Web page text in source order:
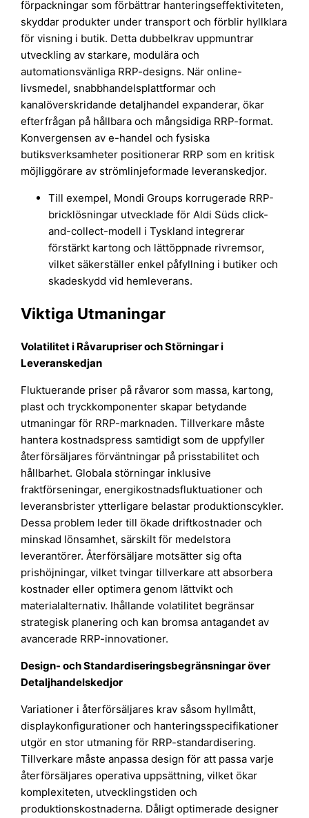
förpackningar som förbättrar hanteringseffektiviteten,
skyddar produkter under transport och förblir hyllklara
för visning i butik. Detta dubbelkrav uppmuntrar
utveckling av starkare, modulära och
automationsvänliga RRP-designs. När online-
livsmedel, snabbhandelsplattformar och
kanalöverskridande detaljhandel expanderar, ökar
efterfrågan på hållbara och mångsidiga RRP-format.
Konvergensen av e-handel och fysiska
butiksverksamheter positionerar RRP som en kritisk
möjliggörare av strömlinjeformade leveranskedjor.
Till exempel, Mondi Groups korrugerade RRP-
bricklösningar utvecklade för Aldi Süds click-
and-collect-modell i Tyskland integrerar
förstärkt kartong och lättöppnade rivremsor,
vilket säkerställer enkel påfyllning i butiker och
skadeskydd vid hemleverans.
Viktiga Utmaningar
Volatilitet i Råvarupriser och Störningar i
Leveranskedjan
Fluktuerande priser på råvaror som massa, kartong,
plast och tryckkomponenter skapar betydande
utmaningar för RRP-marknaden. Tillverkare måste
hantera kostnadspress samtidigt som de uppfyller
återförsäljares förväntningar på prisstabilitet och
hållbarhet. Globala störningar inklusive
fraktförseningar, energikostnadsfluktuationer och
leveransbrister ytterligare belastar produktionscykler.
Dessa problem leder till ökade driftkostnader och
minskad lönsamhet, särskilt för medelstora
leverantörer. Återförsäljare motsätter sig ofta
prishöjningar, vilket tvingar tillverkare att absorbera
kostnader eller optimera genom lättvikt och
materialalternativ. Ihållande volatilitet begränsar
strategisk planering och kan bromsa antagandet av
avancerade RRP-innovationer.
Design- och Standardiseringsbegränsningar över
Detaljhandelskedjor
Variationer i återförsäljares krav såsom hyllmått,
displaykonfigurationer och hanteringsspecifikationer
utgör en stor utmaning för RRP-standardisering.
Tillverkare måste anpassa design för att passa varje
återförsäljares operativa uppsättning, vilket ökar
komplexiteten, utvecklingstiden och
produktionskostnaderna. Dåligt optimerade designer